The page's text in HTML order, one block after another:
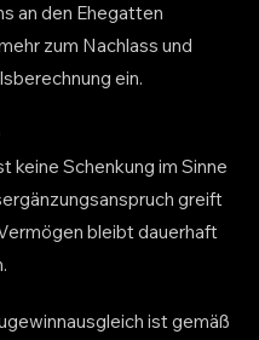
an den Ehegatten
zum Nachlass und
ein.
keine Schenkung im Sinne
greift
bleibt dauerhaft
ist gemäß